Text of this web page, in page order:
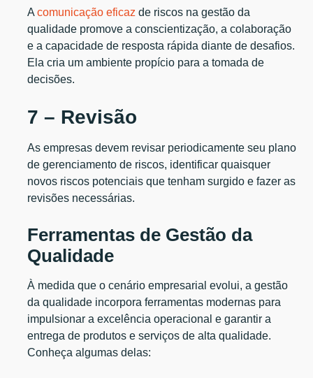
Acomunicação eficaz de riscos na gestão da
qualidade promove a conscientização, a colaboração
e a capacidade de resposta rápida diante de desafios.
Ela cria um ambiente propício para a tomada de
decisões.
7 – Revisão
As empresas devem revisar periodicamente seu plano
de gerenciamento de riscos, identificar quaisquer
novos riscos potenciais que tenham surgido e fazer as
revisões necessárias.
Ferramentas de Gestão da
Qualidade
À medida que o cenário empresarial evolui, a gestão
da qualidade incorpora ferramentas modernas para
impulsionar a excelência operacional e garantir a
entrega de produtos e serviços de alta qualidade.
Conheça algumas delas: